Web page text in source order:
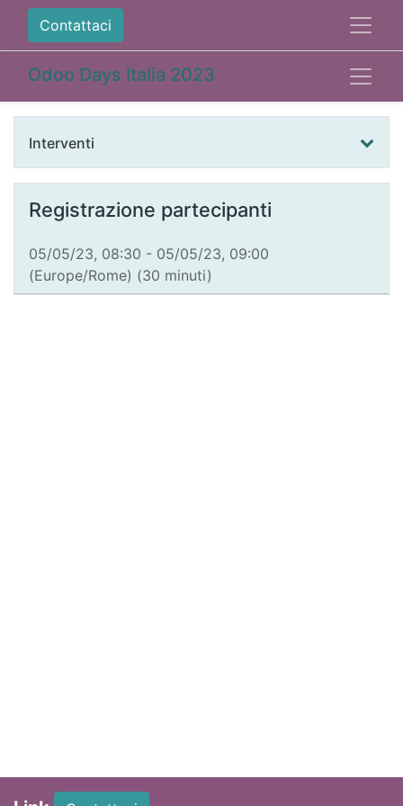
Contattaci
Odoo Days Italia 2023
Interventi
Registrazione partecipanti
05/05/23, 08:30 - 05/05/23, 09:00
(Europe/Rome) (30 minuti)